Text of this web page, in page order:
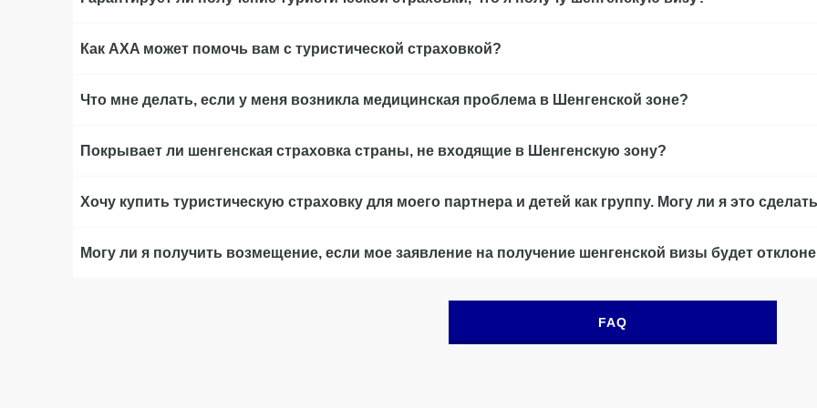
Как AXA может помочь вам с туристической страховкой?
Что мне делать, если у меня возникла медицинская проблема в Шенгенской зоне?
Покрывает ли шенгенская страховка страны, не входящие в Шенгенскую зону?
Хочу купить туристическую страховку для моего партнера и детей как группу. Могу ли я это
Могу ли я получить возмещение, если мое заявление на получение шенгенской визы будет
FAQ